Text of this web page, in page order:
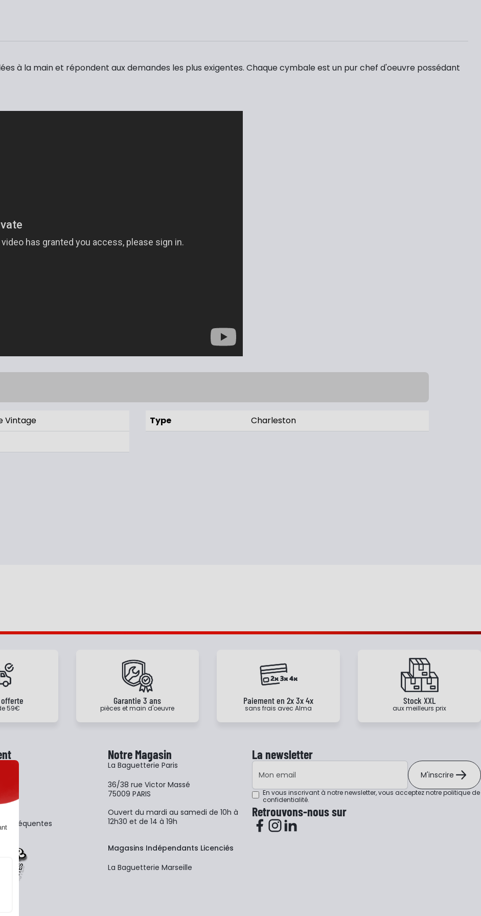
à la main et répondent aux demandes les plus exigentes. Chaque cymbale est un pur chef d'oeuvre possédant
Vintage
Type Charleston
59€
Garantie 3 ans
pièces et main d'oeuvre
Paiement en 2x 3x 4x
sans frais avec Alma
Stock XXL
aux meilleurs prix
Fréquentes
Notre Magasin
La Baguetterie Paris
36/38 rue Victor Massé
75009 PARIS
Ouvert du mardi au samedi de 10h à
12h30 et de 14 à 19h
Magasins Indépendants Licenciés
La Baguetterie Marseille
La newsletter
Adresse e-mail
M'inscrire
En vous inscrivant à notre newsletter, vous acceptez notrepolitique de
confidentialité.
Retrouvons-nous sur